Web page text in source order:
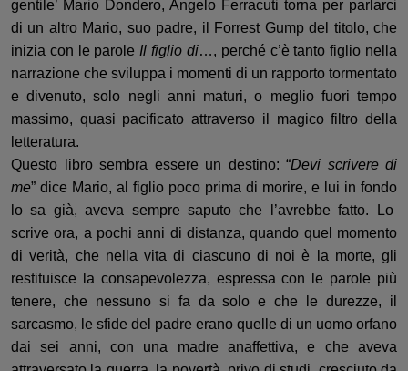
gentile’ Mario Dondero, Angelo Ferracuti torna per parlarci
di un altro Mario, suo padre, il Forrest Gump del titolo,che
inizia con le parole Il figlio di…, perché c’è tanto figlio nella
narrazione che sviluppa i momenti di un rapporto tormentato
edivenuto, solo negli anni maturi,o meglio fuori tempo
massimo, quasi pacificato attraverso il magico filtro della
letteratura.
Questo libro sembra essere un destino: “Devi scrivere di
me” dice Mario, al figlio poco prima di morire, e lui in fondo
lo sa già, aveva sempre saputo che l’avrebbe fatto. Lo
scrive ora, a pochi anni di distanza, quando quel momento
di verità, che nella vita di ciascuno di noi è la morte, gli
restituisce la consapevolezza, espressa con le parole più
tenere, che nessuno si fa da solo e che le durezze, il
sarcasmo, le sfide del padre erano quelle di un uomo orfano
dai sei anni, con una madre anaffettiva, e che aveva